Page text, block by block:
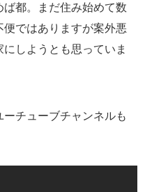
都。まだ住み始めて数
ではありますが案外悪
しようとも思っていま
チューブチャンネルも